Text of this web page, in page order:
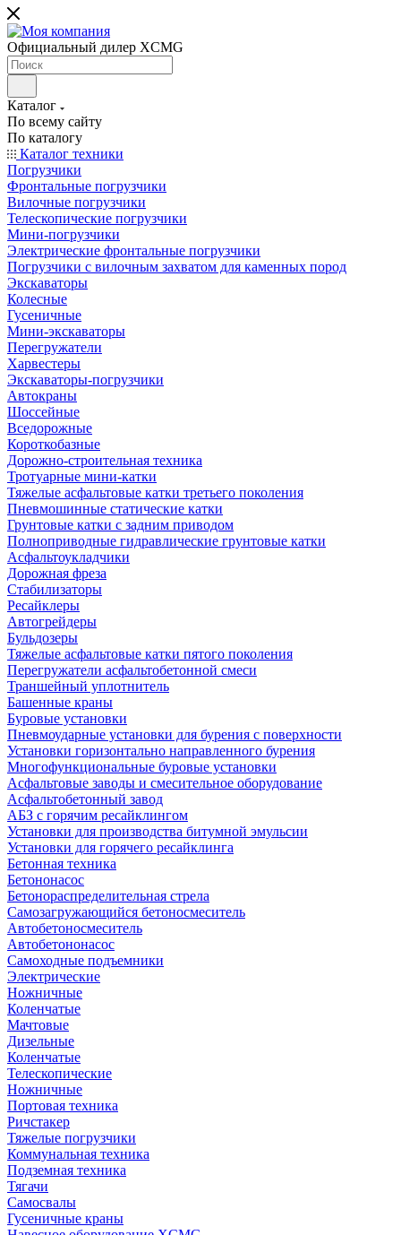
Официальный дилер XCMG
Каталог
По всему сайту
По каталогу
Каталог техники
Погрузчики
Фронтальные погрузчики
Вилочные погрузчики
Телескопические погрузчики
Мини-погрузчики
Электрические фронтальные погрузчики
Погрузчики с вилочным захватом для каменных пород
Экскаваторы
Колесные
Гусеничные
Мини-экскаваторы
Перегружатели
Харвестеры
Экскаваторы-погрузчики
Автокраны
Шоссейные
Вседорожные
Короткобазные
Дорожно-строительная техника
Тротуарные мини-катки
Тяжелые асфальтовые катки третьего поколения
Пневмошинные статические катки
Грунтовые катки с задним приводом
Полноприводные гидравлические грунтовые катки
Асфальтоукладчики
Дорожная фреза
Стабилизаторы
Ресайклеры
Автогрейдеры
Бульдозеры
Тяжелые асфальтовые катки пятого поколения
Перегружатели асфальтобетонной смеси
Траншейный уплотнитель
Башенные краны
Буровые установки
Пневмоударные установки для бурения с поверхности
Установки горизонтально направленного бурения
Многофункциональные буровые установки
Асфальтовые заводы и смесительное оборудование
Асфальтобетонный завод
АБЗ с горячим ресайклингом
Установки для производства битумной эмульсии
Установки для горячего ресайклинга
Бетонная техника
Бетононасос
Бетонораспределительная стрела
Самозагружающийся бетоносмеситель
Автобетоносмеситель
Автобетононасос
Самоходные подъемники
Электрические
Ножничные
Коленчатые
Мачтовые
Дизельные
Коленчатые
Телескопические
Ножничные
Портовая техника
Ричстакер
Тяжелые погрузчики
Коммунальная техника
Подземная техника
Тягачи
Самосвалы
Гусеничные краны